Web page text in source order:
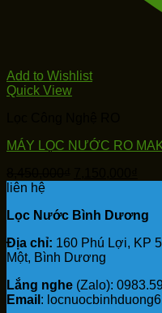
Add to Wishlist
Quick View
MÁY LỌC NƯỚC RO
8,450,000₫.là:
liên hệ
Lọc Nước Bình Dương
Địa chỉ: 160 Phú Lợi, KP
Một, Bình Dương
Lắng nghe (Zalo):
Email :